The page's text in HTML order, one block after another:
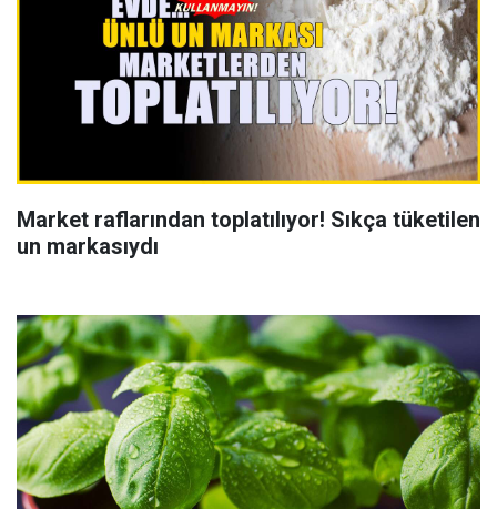
Market raflarından toplatılıyor! Sıkça tüketilen
un markasıydı